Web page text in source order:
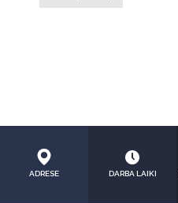
ADRESE DARBA LAIKI